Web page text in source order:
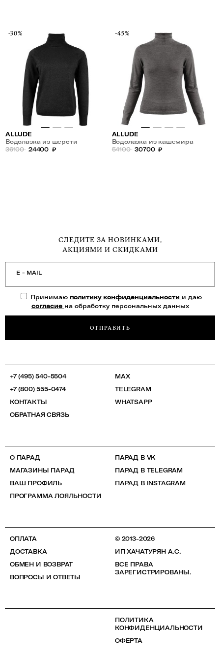
-30%
ALLUDE
Водолазка из шерсти
36100 24400 ₽
-45%
ALLUDE
Водолазка из кашемира
54100 30700 ₽
СЛЕДИТЕ ЗА НОВИНКАМИ,
АКЦИЯМИ И СКИДКАМИ
E - MAIL
Принимаю политику конфиденциальности и даю
согласие на обработку персональных данных
ОТПРАВИТЬ
+7 (495) 540-5504
+7 (800) 555-0474
КОНТАКТЫ
ОБРАТНАЯ СВЯЗЬ
MAX
TELEGRAM
WHATSAPP
О ПАРАД
МАГАЗИНЫ ПАРАД
ВАШ ПРОФИЛЬ
ПРОГРАММА ЛОЯЛЬНОСТИ
ПАРАД В VK
ПАРАД В TELEGRAM
ПАРАД В INSTAGRAM
ОПЛАТА
ДОСТАВКА
ОБМЕН И ВОЗВРАТ
ВОПРОСЫ И ОТВЕТЫ
© 2013-2026
ИП ХАЧАТУРЯН А.С.
ВСЕ ПРАВА
ЗАРЕГИСТРИРОВАНЫ.
ПОЛИТИКА
КОНФИДЕНЦИАЛЬНОСТИ
ОФЕРТА